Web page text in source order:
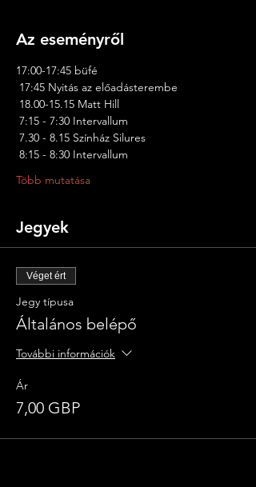
Az eseményről
17:00-17:45 büfé
17:45 Nyitás az előadásterembe
18.00-15.15 Matt Hill
7:15 - 7:30 Intervallum
7.30 - 8.15 Színház Silures
8:15 - 8:30 Intervallum
Több mutatása
Jegyek
Véget ért
Jegy típusa
Általános belépő
További információk
Ár
7,00 GBP